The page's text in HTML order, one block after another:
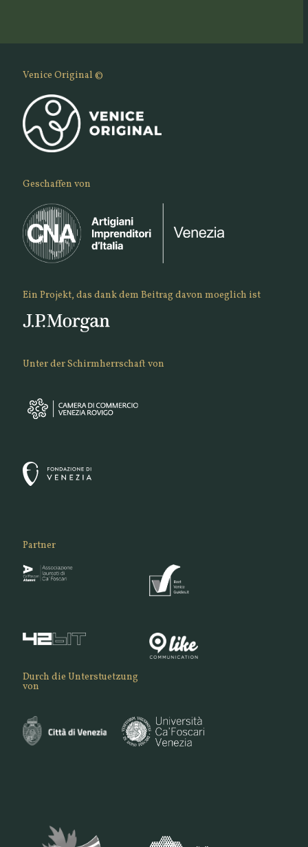
Venice Original ©
Geschaffen von
Ein Projekt, das dank dem Beitrag davon moeglich ist
Unter der Schirmherrschaft von
Partner
Durch die Unterstuetzung
von